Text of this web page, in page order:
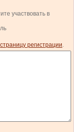
участвовать в
страницу регистрации